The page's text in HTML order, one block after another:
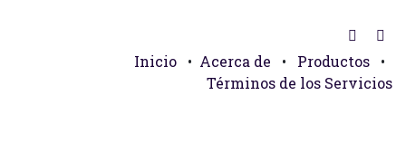
Inicio • Acerca de • Productos
•
Términos de los Servicios